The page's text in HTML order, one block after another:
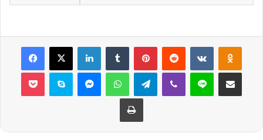
Facebook
X LinkedInTumblr PinterestReddit VKontakte
Pocket Skype MessengerWhatsAppTelegramViber Line E-Posta ile
Yazdır